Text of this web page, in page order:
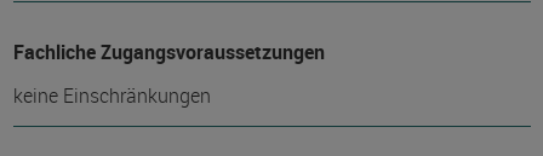
Fachliche Zugangsvoraussetzungen
keine Einschränkungen